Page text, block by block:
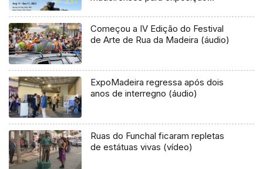
Começou a IV Edição do Festival
de Arte de Rua da Madeira (áudio)
ExpoMadeira regressa após dois
anos de interregno (áudio)
Ruas do Funchal ficaram repletas
de estátuas vivas (vídeo)